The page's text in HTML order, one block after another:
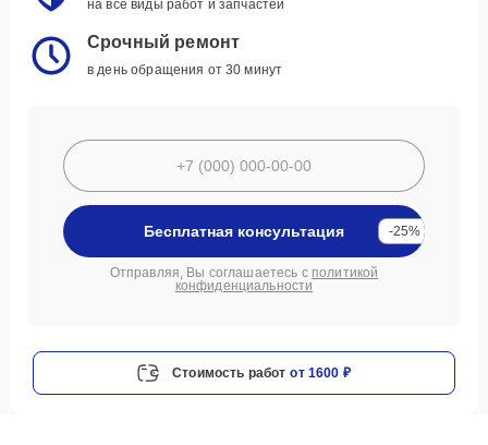
на все виды работ и запчастей
Срочный ремонт
в день обращения от 30 минут
Бесплатная консультация -25%
Отправляя, Вы соглашаетесь с политикой
конфиденциальности
Стоимость работ от 1600 ₽